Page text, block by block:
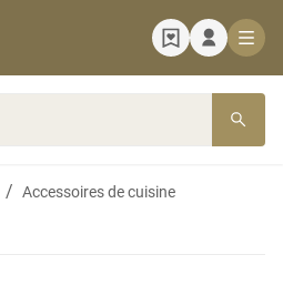
Accessoires de cuisine